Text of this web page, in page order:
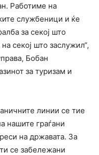
Работиме на
службеници и ќе
за секој што
секој што заслужил“,
Бобан
за туризам и
линии се тие
нашите граѓани
на државата. За
се забележани